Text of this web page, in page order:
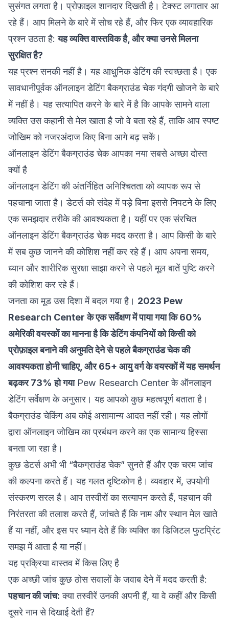
सुसंगत लगता है। प्रोफ़ाइल शानदार दिखती है। टेक्स्ट लगातार आ
रहे हैं। आप मिलने के बारे में सोच रहे हैं, और फिर एक व्यावहारिक
प्रश्न उठता है:यह व्यक्ति वास्तविक है, और क्या उनसे मिलना
सुरक्षित है?
यह प्रश्न सनकी नहीं है। यह आधुनिक डेटिंग की स्वच्छता है। एक
सावधानीपूर्वक ऑनलाइन डेटिंग बैकग्राउंड चेक गंदगी खोजने के बारे
में नहीं है। यह सत्यापित करने के बारे में है कि आपके सामने वाला
व्यक्ति उस कहानी से मेल खाता है जो वे बता रहे हैं, ताकि आप स्पष्ट
जोखिम को नजरअंदाज किए बिना आगे बढ़ सकें।
ऑनलाइन डेटिंग बैकग्राउंड चेक आपका नया सबसे अच्छा दोस्त
क्यों है
ऑनलाइन डेटिंग की अंतर्निहित अनिश्चितता को व्यापक रूप से
पहचाना जाता है। डेटर्स को संदेह में पड़े बिना इससे निपटने के लिए
एक समझदार तरीके की आवश्यकता है। यहीं पर एक संरचित
ऑनलाइन डेटिंग बैकग्राउंड चेक मदद करता है। आप किसी के बारे
में सब कुछ जानने की कोशिश नहीं कर रहे हैं। आप अपना समय,
ध्यान और शारीरिक सुरक्षा साझा करने से पहले मूल बातें पुष्टि करने
की कोशिश कर रहे हैं।
जनता का मूड उस दिशा में बदल गया है। 2023 Pew
Research Center के एक सर्वेक्षण में पाया गया कि 60%
अमेरिकी वयस्कों का मानना है कि डेटिंग कंपनियों को किसी को
प्रोफ़ाइल बनाने की अनुमति देने से पहले बैकग्राउंड चेक की
आवश्यकता होनी चाहिए, और 65+ आयु वर्ग के वयस्कों में यह समर्थन
बढ़कर 73% हो गया Pew Research Center के ऑनलाइन
डेटिंग सर्वेक्षणके अनुसार। यह आपको कुछ महत्वपूर्ण बताता है।
बैकग्राउंड चेकिंग अब कोई असामान्य आदत नहीं रही। यह लोगों
द्वारा ऑनलाइन जोखिम का प्रबंधन करने का एक सामान्य हिस्सा
बनता जा रहा है।
कुछ डेटर्स अभी भी “बैकग्राउंड चेक” सुनते हैं और एक चरम जांच
की कल्पना करते हैं। यह गलत दृष्टिकोण है। व्यवहार में, उपयोगी
संस्करण सरल है। आप तस्वीरों का सत्यापन करते हैं, पहचान की
निरंतरता की तलाश करते हैं, जांचते हैं कि नाम और स्थान मेल खाते
हैं या नहीं, और इस पर ध्यान देते हैं कि व्यक्ति का डिजिटल फुटप्रिंट
समझ में आता है या नहीं।
यह प्रक्रिया वास्तव में किस लिए है
एक अच्छी जांच कुछ ठोस सवालों के जवाब देने में मदद करती है:
पहचान की जांच: क्या तस्वीरें उनकी अपनी हैं, या वे कहीं और किसी
दूसरे नाम से दिखाई देती हैं?